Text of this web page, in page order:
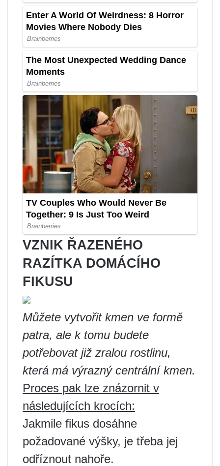
VZNIK ŘAZENÉHO
RAZÍTKA DOMÁCÍHO
FIKUSU
Můžete vytvořit kmen ve formě
patra, ale k tomu budete
potřebovat již zralou rostlinu,
která má výrazný centrální kmen.
Proces pak lze znázornit v
následujících krocích:
Jakmile fikus dosáhne
požadované výšky, je třeba jej
odříznout nahoře.